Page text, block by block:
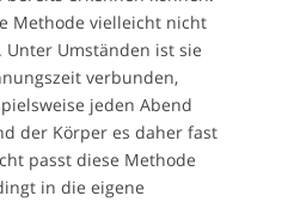
Methode vielleicht nicht
Umständen ist sie
verbunden,
jeden Abend
der Körper es daher fast
passt diese Methode
in die eigene